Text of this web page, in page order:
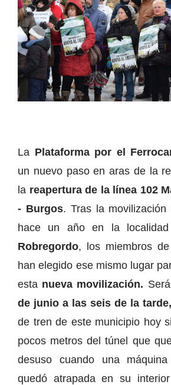
La Plataforma por el
un nuevo paso en aras de la
la reapertura de la línea 102
- Burgos. Tras la
hace un año en la
Robregordo, los miembros
han elegido ese mismo lugar
esta nueva movilización.
de junio a las seis de la tarde,
de tren de este municipio hoy
pocos metros del túnel que
desuso cuando una
quedó atrapada en su